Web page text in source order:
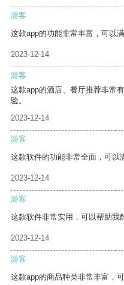
游客
这款app的功能非常丰富，可以
2023-12-14
游客
这款app的酒店、餐厅推荐非常
验。
2023-12-14
游客
这款软件的功能非常全面，可以
2023-12-14
游客
这款软件非常实用，可以帮助我
2023-12-14
游客
这款app的商品种类非常丰富，